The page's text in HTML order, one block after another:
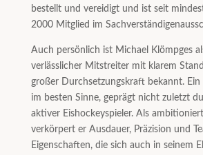
bestellt und vereidigt und ist seit
2000 Mitglied im
Auch persönlich ist Michael Klömpges
verlässlicher Mitstreiter mit klarem
großer Durchsetzungskraft bekannt. Ein
im besten Sinne, geprägt nicht zuletzt
aktiver Eishockeyspieler. Als
verkörpert er Ausdauer, Präzision und
Eigenschaften, die sich auch in seinem